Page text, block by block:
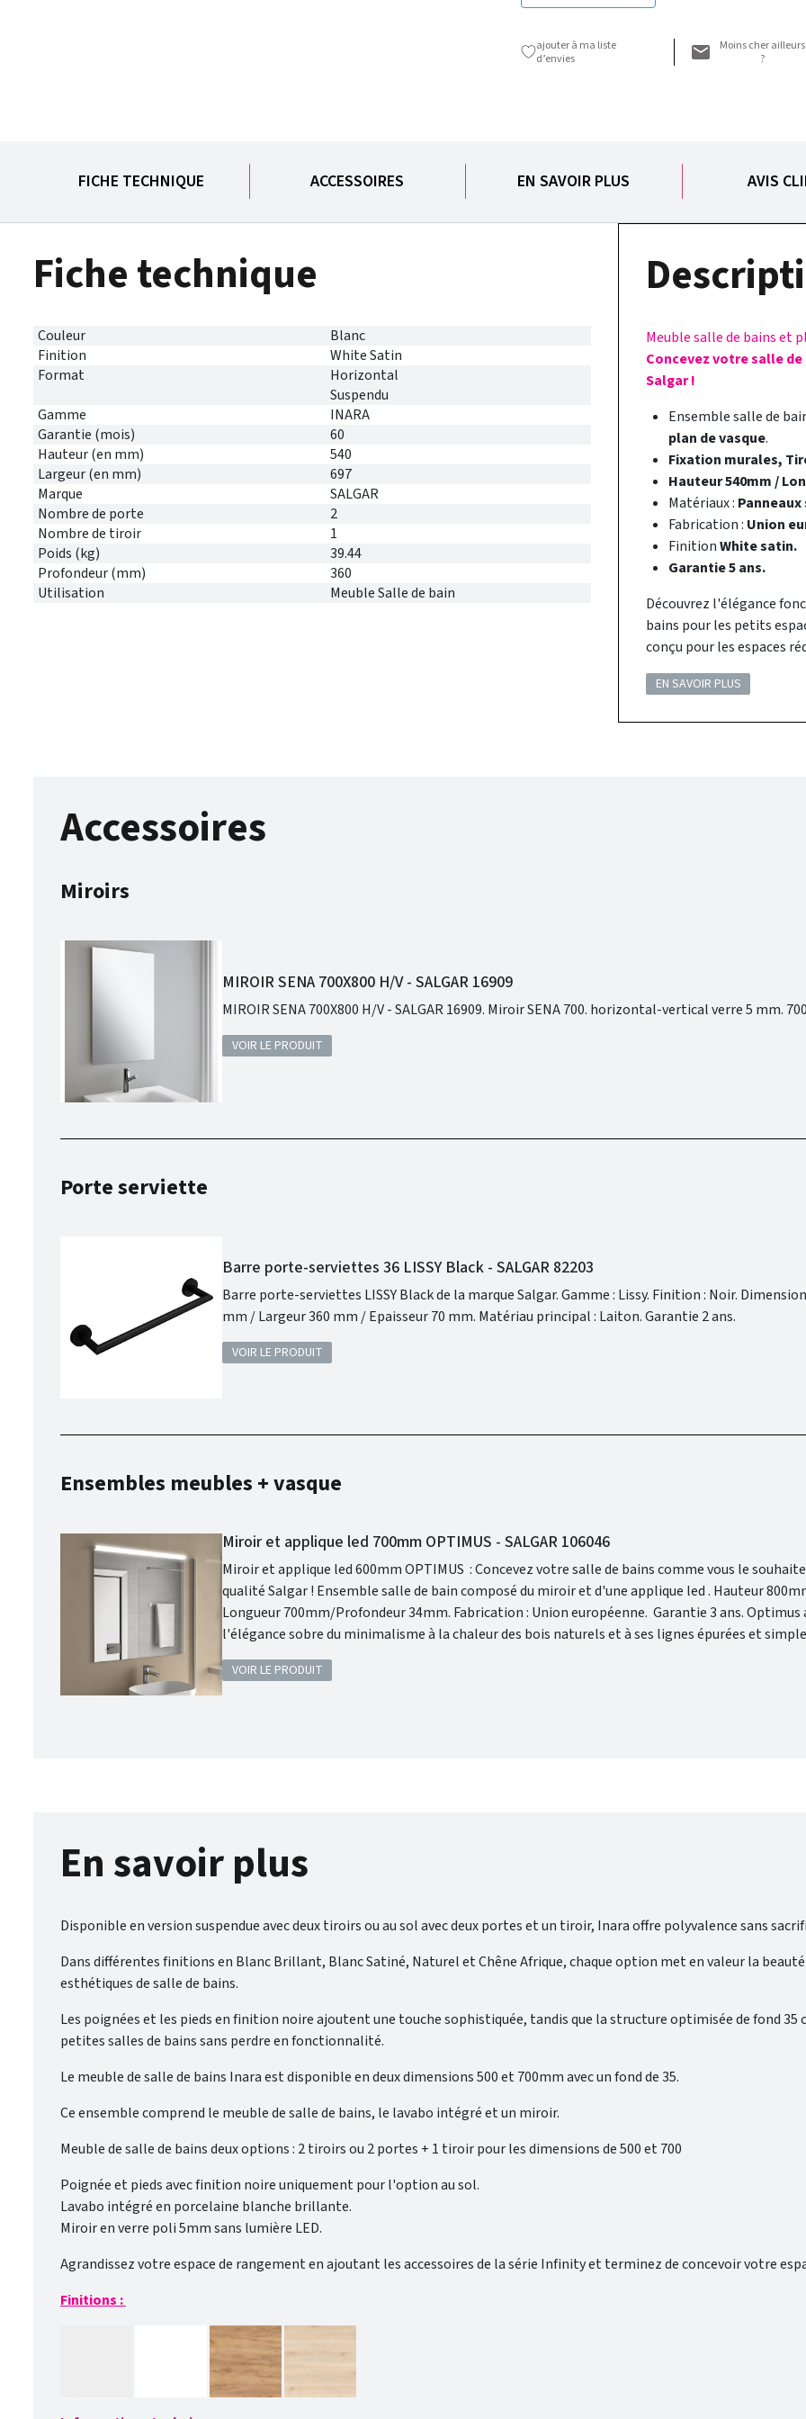
ajouter à ma liste
d’envies
Moins cher ailleurs
?
FICHE TECHNIQUE ACCESSOIRES EN SAVOIR PLUS AVIS
Fiche technique
Couleur
Blanc
Finition
White Satin
Format
Horizontal
Suspendu
Gamme
INARA
Garantie (mois)
60
Hauteur (en mm)
540
Largeur (en mm)
697
Marque
SALGAR
Nombre de porte
2
Nombre de tiroir
1
Poids (kg)
39.44
Profondeur (mm)
360
Utilisation
Meuble Salle de bain
Meuble salle de bains et
Concevez votre salle
Salgar !
Ensemble salle de
plan de vasque.
Fixation murales,
Hauteur 540mm /
Matériaux :
Fabrication : Union
FinitionWhite satin.
Garantie 5 ans.
Découvrez l'élégance
bains pour les petits
conçu pour les espaces
EN SAVOIR PLUS
Accessoires
Miroirs
MIROIR SENA 700X800 H/V - SALGAR 16909
MIROIR SENA 700X800 H/V - SALGAR 16909. Miroir SENA 700. horizontal-vertical verre 5
VOIR LE PRODUIT
Porte serviette
Barre porte-serviettes 36 LISSY Black - SALGAR 82203
Barre porte-serviettes LISSY Black de la marque Salgar. Gamme : Lissy. Finition : Noir. Dimensions : Hauteur 45
mm / Largeur 360 mm / Epaisseur 70 mm. Matériau principal : Laiton. Garantie 2 ans.
VOIR LE PRODUIT
Ensembles meubles + vasque
Miroir et applique led 700mm OPTIMUS - SALGAR 106046
Miroir et applique led 600mm OPTIMUS : Concevez votre salle de bains comme vous le souhaitez avec la
qualité Salgar ! Ensemble salle de bain composé du miroir et d'une applique led . Hauteur 800mm /
Longueur 700mm/Profondeur 34mm. Fabrication : Union européenne. Garantie 3 ans. Optimus allie
l'élégance sobre du minimalisme à la chaleur des bois naturels et à ses lignes épurées et
du style japonais, pour créer des espaces de salle de bain harmonieux, accueillants et
VOIR LE PRODUIT
En savoir plus
Disponible en version suspendue avec deux tiroirs ou au sol avec deux portes et un tiroir, Inara offre polyvalence sans
Dans différentes finitions en Blanc Brillant, Blanc Satiné, Naturel et Chêne Afrique, chaque option met en valeur la
esthétiques de salle de bains.
Les poignées et les pieds en finition noire ajoutent une touche sophistiquée, tandis que la structure optimisée de fond
petites salles de bains sans perdre en fonctionnalité.
Le meuble de salle de bains Inara est disponible en deux dimensions 500 et 700mm avec un fond de 35.
Ce ensemble comprend le meuble de salle de bains, le lavabo intégré et un miroir.
Meuble de salle de bains deux options : 2 tiroirs ou 2 portes + 1 tiroir pour les dimensions de 500 et 700
Poignée et pieds avec finition noire uniquement pour l'option au sol.
Lavabo intégré en porcelaine blanche brillante.
Miroir en verre poli 5mm sans lumière LED.
Agrandissez votre espace de rangement en ajoutant les accessoires de la série Infinity et terminez de concevoir votre
Finitions :